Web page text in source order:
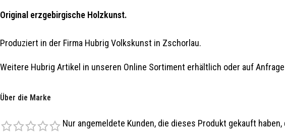
Original erzgebirgische Holzkunst.
Produziert in der Firma Hubrig Volkskunst in Zschorlau.
Weitere Hubrig Artikel in unseren Online Sortiment erhältlich oder auf
Über die Marke
Nur angemeldete Kunden, die dieses Produkt gekauft